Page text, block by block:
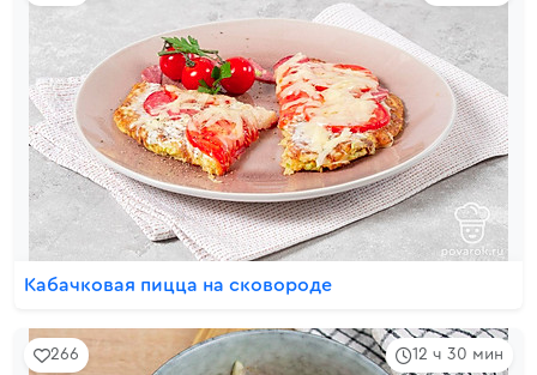
Кабачковая пицца на сковороде
12 ч 30 мин
266